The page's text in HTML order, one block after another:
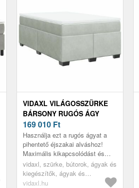
VIDAXL VILÁGOSSZÜRKE
BÁRSONY RUGÓS ÁGY
MATRACCAL 120 X 190 CM
169 010 Ft
Használja ezt a rugós ágyat a
pihentető éjszakai alváshoz!
Maximális kikapcsolódást és
kellemes alvást kínál.
vidaxl, szürke, bútorok, ágyak és
kiegészítők, ágyak és
ágykeretek
vidaxl.hu